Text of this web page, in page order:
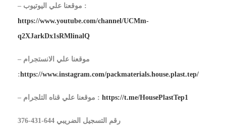
– موقعنا علي اليوتيوب :
https://www.youtube.com/channel/UCMm-
q2XJarkDx1sRMlinalQ
– موقعنا علي الانستجرام
:https://www.instagram.com/packmaterials.house.plast.tep/
– موقعنا علي قناه التلجرام : https://t.me/HousePlastTep1
رقم التسجيل الضريبي 644-431-376